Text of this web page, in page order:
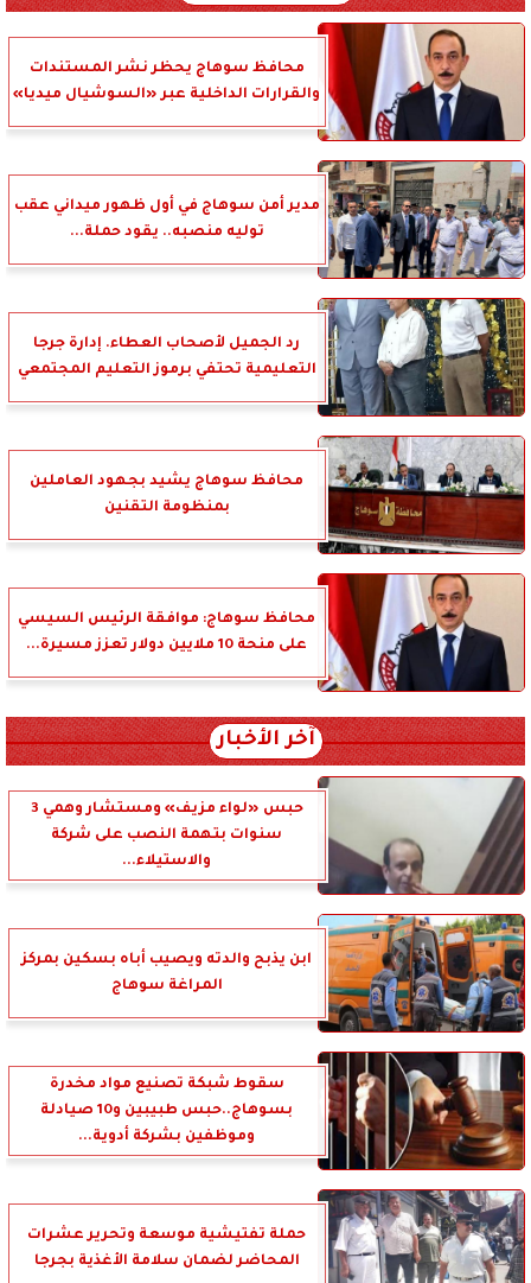
محافظ سوهاج يحظر نشر المستندات
والقرارات الداخلية عبر «السوشيال ميديا»
مدير أمن سوهاج في أول ظهور ميداني عقب
توليه منصبه.. يقود حملة...
رد الجميل لأصحاب العطاء. إدارة جرجا
التعليمية تحتفي برموز التعليم المجتمعي
محافظ سوهاج يشيد بجهود العاملين
بمنظومة التقنين
محافظ سوهاج: موافقة الرئيس السيسي
على منحة 10 ملايين دولار تعزز مسيرة...
آخر الأخبار
حبس «لواء مزيف» ومستشار وهمي 3
سنوات بتهمة النصب على شركة
والاستيلاء...
ابن يذبح والدته ويصيب أباه بسكين بمركز
المراغة سوهاج
سقوط شبكة تصنيع مواد مخدرة
بسوهاج..حبس طبيبين و10 صيادلة
وموظفين بشركة أدوية...
حملة تفتيشية موسعة وتحرير عشرات
المحاضر لضمان سلامة الأغذية بجرجا